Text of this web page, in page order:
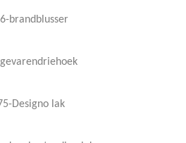
brandblusser
Designo lak